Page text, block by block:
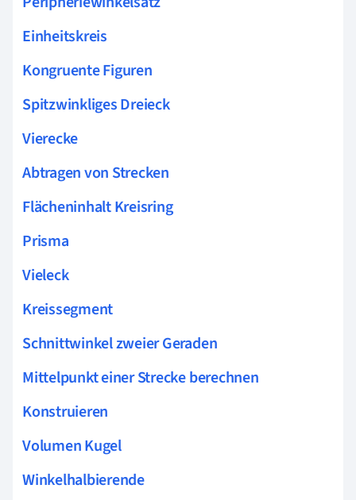
Einheitskreis
Kongruente Figuren
Spitzwinkliges Dreieck
Vierecke
Abtragen von Strecken
Flächeninhalt Kreisring
Prisma
Vieleck
Kreissegment
Schnittwinkel zweier Geraden
Mittelpunkt einer Strecke berechnen
Konstruieren
Volumen Kugel
Winkelhalbierende